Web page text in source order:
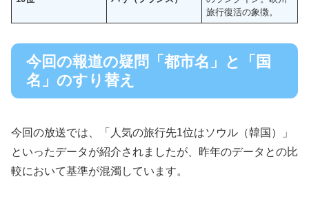
旅行復活の象徴。
今回の報道の疑問「都市名」と「国
名」のすり替え
今回の放送では、「人気の旅行先1位はソウル（韓国）」
といったデータが紹介されましたが、昨年のデータとの比
較において基準が混濁しています。